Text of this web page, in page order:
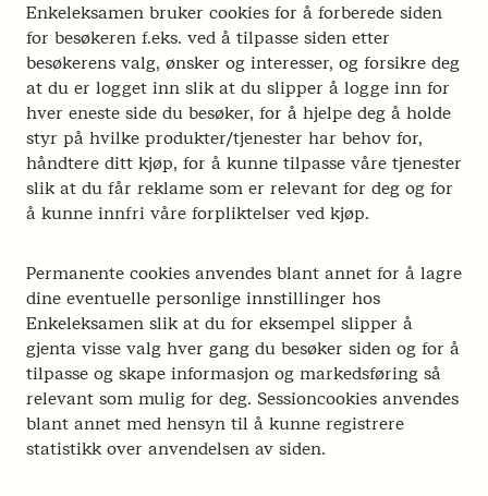
Enkeleksamen bruker cookies for å forberede siden
for besøkeren f.eks. ved å tilpasse siden etter
besøkerens valg, ønsker og interesser, og forsikre deg
at du er logget inn slik at du slipper å logge inn for
hver eneste side du besøker, for å hjelpe deg å holde
styr på hvilke produkter/tjenester har behov for,
håndtere ditt kjøp, for å kunne tilpasse våre tjenester
slik at du får reklame som er relevant for deg og for
å kunne innfri våre forpliktelser ved kjøp.
Permanente cookies anvendes blant annet for å lagre
dine eventuelle personlige innstillinger hos
Enkeleksamen slik at du for eksempel slipper å
gjenta visse valg hver gang du besøker siden og for å
tilpasse og skape informasjon og markedsføring så
relevant som mulig for deg. Sessioncookies anvendes
blant annet med hensyn til å kunne registrere
statistikk over anvendelsen av siden.